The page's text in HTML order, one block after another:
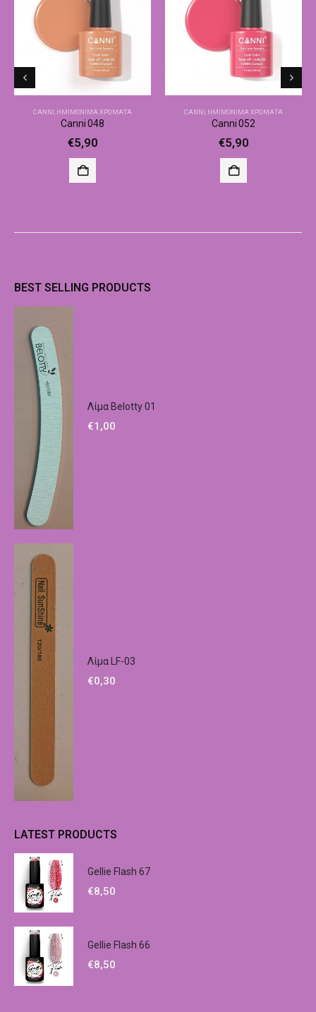
CANNI ΗΜΙΜΌΝΙΜΑ ΧΡΏΜΑΤΑ
Canni 048
€5,90
CANNI ΗΜΙΜΌΝΙΜΑ ΧΡΏΜΑΤΑ
Canni 052
€5,90
BEST SELLING PRODUCTS
Λίμα Belotty 01
€1,00
Λίμα LF-03
€0,30
LATEST PRODUCTS
Gellie Flash 67
€8,50
Gellie Flash 66
€8,50